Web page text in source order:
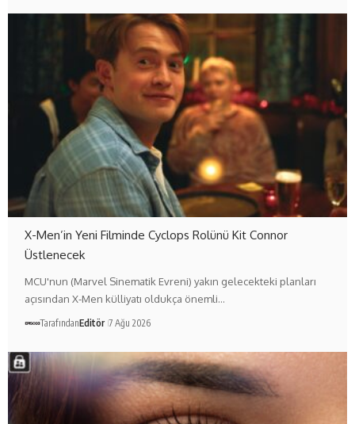
X-Men’in Yeni Filminde Cyclops Rolünü Kit Connor
Üstlenecek
MCU'nun (Marvel Sinematik Evreni) yakın gelecekteki planları
açısından X-Men külliyatı oldukça önemli…
TarafındanEditör 7 Ağu 2026